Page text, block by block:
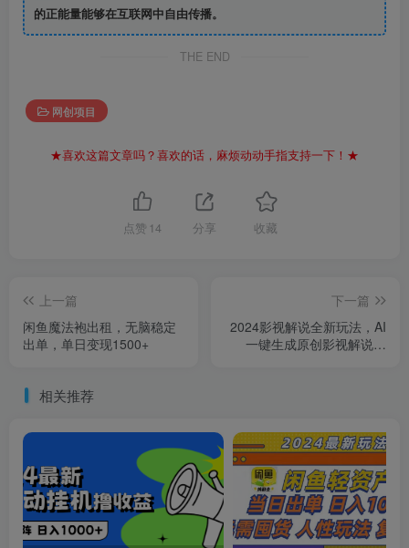
的正能量能够在互联网中自由传播。
THE END
网创项目
★喜欢这篇文章吗？喜欢的话，麻烦动动手指支持一下！★
点赞 14 分享 收藏
上一篇
闲鱼魔法袍出租，无脑稳定
出单，单日变现1500+
下一篇
2024影视解说全新玩法，AI
一键生成原创影视解说视
相关推荐